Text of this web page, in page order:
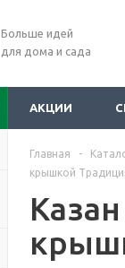
Больше идей
для дома и сада
АКЦИИ
Главная -
крышкой